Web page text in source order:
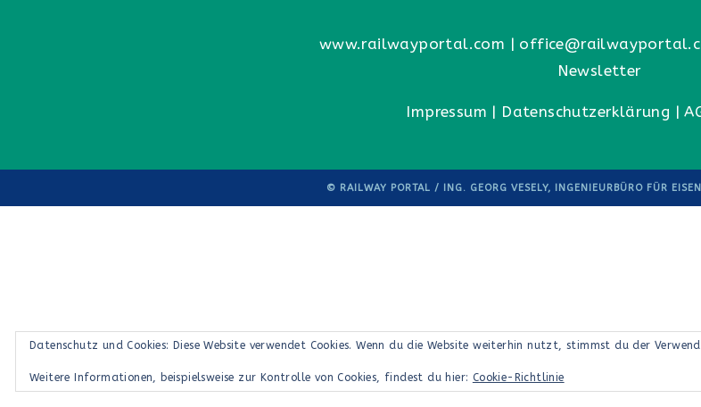
www.railwayportal.com |
Newsletter
Impressum | Datenschutzerklärung |
© RAILWAY PORTAL / ING. GEORG VESELY, INGENIEURBÜRO FÜR
Datenschutz und Cookies: Diese Website verwendet Cookies. Wenn du die Website weiterhin nutzt, stimmst du der
Weitere Informationen, beispielsweise zur Kontrolle von Cookies, findest du hier: Cookie-Richtlinie